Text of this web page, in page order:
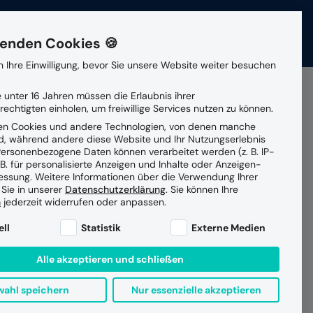
Suchen
Klientenmanagement
Vernetzte Versorgung
Managed Services Betrieb
Gesellschafterin
Partner
Datensicherheit
News Veranstaltungen
Cookies 🍪
Ihre Einwilligung, bevor Sie unsere Website weiter besuchen
unter 16 Jahren müssen die Erlaubnis ihrer
einholen, um freiwillige Services nutzen zu können.
Cookies und andere Technologien, von denen manche
während andere diese Website und Ihr Nutzungserlebnis
Daten können verarbeitet werden (z. B. IP-
für personalisierte Anzeigen und Inhalte oder Anzeigen-
Weitere Informationen über die Verwendung Ihrer
in unserer Datenschutzerklärung. Sie können Ihre
jederzeit widerrufen oder anpassen.
Liste der Service-Gruppen, für die eine Einwilligung
Statistik Externe Medien
Alle akzeptieren und schließen
speichern Nur essenzielle akzeptieren